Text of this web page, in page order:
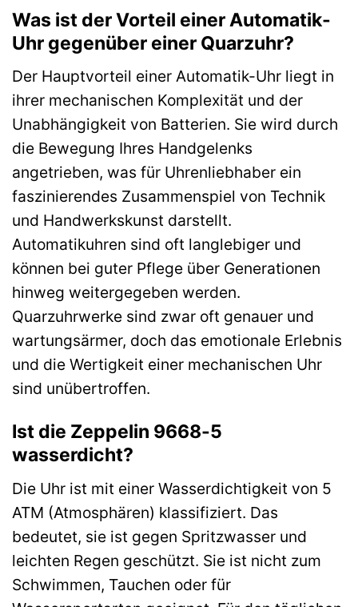
Was ist der Vorteil einer Automatik-
Uhr gegenüber einer Quarzuhr?
Der Hauptvorteil einer Automatik-Uhr liegt in
ihrer mechanischen Komplexität und der
Unabhängigkeit von Batterien. Sie wird durch
die Bewegung Ihres Handgelenks
angetrieben, was für Uhrenliebhaber ein
faszinierendes Zusammenspiel von Technik
und Handwerkskunst darstellt.
Automatikuhren sind oft langlebiger und
können bei guter Pflege über Generationen
hinweg weitergegeben werden.
Quarzuhrwerke sind zwar oft genauer und
wartungsärmer, doch das emotionale Erlebnis
und die Wertigkeit einer mechanischen Uhr
sind unübertroffen.
Ist die Zeppelin 9668-5
wasserdicht?
Die Uhr ist mit einer Wasserdichtigkeit von 5
ATM (Atmosphären) klassifiziert. Das
bedeutet, sie ist gegen Spritzwasser und
leichten Regen geschützt. Sie ist nicht zum
Schwimmen, Tauchen oder für